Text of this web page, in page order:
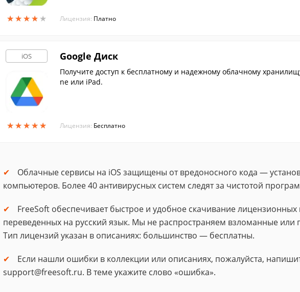
★★★★ ★
★★★★ ★ Лицензия: Платно
iOS
★★★★★
★★★★★
Google Диск
Получите доступ к бесплатному и надежному облачному
ne или iPad.
Лицензия: Бесплатно
Облачные сервисы на iOS защищены от вредоносного кода —
компьютеров. Более 40 антивирусных систем следят за чистотой
FreeSoft обеспечивает быстрое и удобное скачивание
переведенных на русский язык. Мы не распространяем взломанные или
Тип лицензий указан в описаниях: большинство — бесплатны.
Если нашли ошибки в коллекции или описаниях, пожалуйста,
support@freesoft.ru. В теме укажите слово «ошибка».